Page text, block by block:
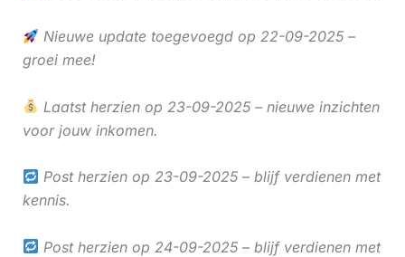
Nieuwe update toegevoegd op 22-09-2025 –
groei mee!
Laatst herzien op 23-09-2025 – nieuwe inzichten
voor jouw inkomen.
Post herzien op 23-09-2025 – blijf verdienen met
kennis.
Post herzien op 24-09-2025 – blijf verdienen met